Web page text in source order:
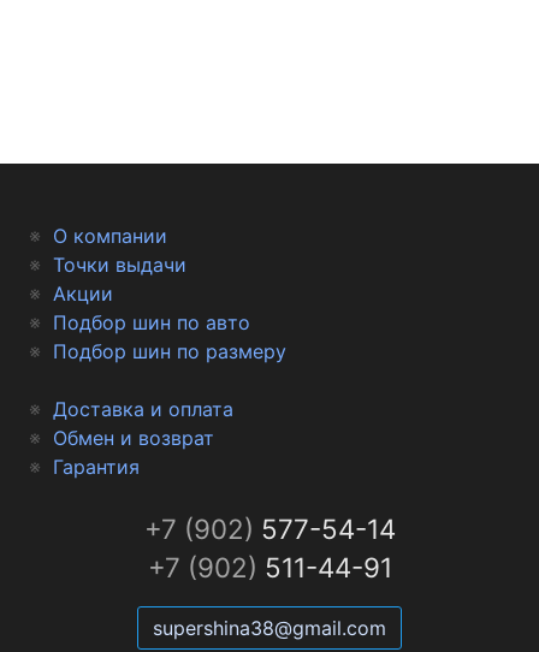
О компании
Точки выдачи
Акции
Подбор шин по авто
Подбор шин по размеру
Доставка и оплата
Обмен и возврат
Гарантия
+7 (902) 577-54-14
+7 (902) 511-44-91
supershina38@gmail.com